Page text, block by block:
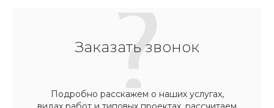
Заказать звонок
Подробно расскажем о наших услугах,